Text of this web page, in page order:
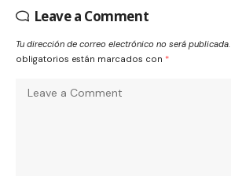
Leave a Comment
Tu dirección de correo electrónico no será publicada.
obligatorios están marcados con *